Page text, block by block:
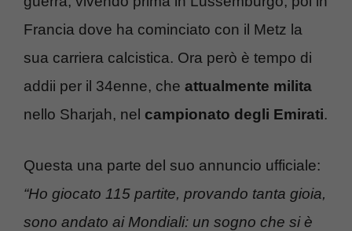
Francia dove ha cominciato con il Metz la
sua carriera calcistica. Ora però è tempo di
addii per il 34enne, che attualmente milita
nello Sharjah, nel campionato degli Emirati.
Questa una parte del suo annuncio ufficiale:
“Ho giocato 115 partite, provando tanta gioia,
sono andato ai Mondiali: un sogno che si è